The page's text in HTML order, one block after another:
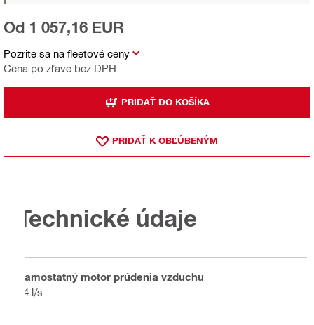
Pozrite sa na fleetové ceny
Cena po zľave bez DPH
Od 1 057,16 EUR
PRIDAŤ DO KOŠÍKA
PRIDAŤ K OBĽÚBENÝM
Technické údaje
Samostatný motor prúdenia vzduchu
74 l/s